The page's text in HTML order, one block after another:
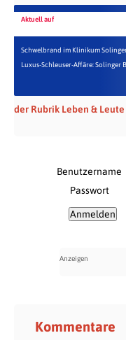
Aktuell auf
Schwelbrand im Klinikum
Luxus-Schleuser-Affäre: Solinger
der Rubrik Leben & Leute
Benutzername
Passwort
Kommentare